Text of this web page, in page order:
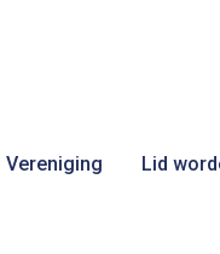
Vereniging Lid